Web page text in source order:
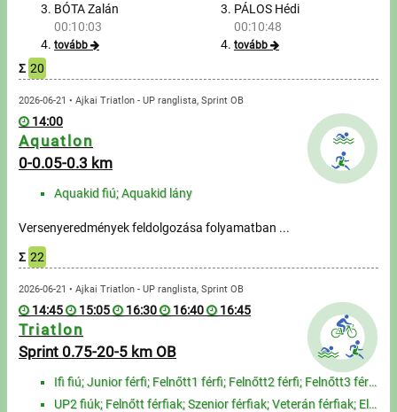
BÓTA Zalán
00:10:03
tovább
PÁLOS Hédi
00:10:48
tovább
Σ 20
2026-06-21 • Ajkai Triatlon - UP ranglista, Sprint OB
14:00
Aquatlon
0-0.05-0.3 km
Aquakid fiú; Aquakid lány
Versenyeredmények feldolgozása folyamatban ...
Σ 22
2026-06-21 • Ajkai Triatlon - UP ranglista, Sprint OB
14:45 15:05 16:30 16:40 16:45
Triatlon
Sprint 0.75-20-5 km OB
Ifi fiú; Junior férfi; Felnőtt1 férfi; Felnőtt2 férfi; Felnőtt3 férfi; Felnőtt4 férfi; Szenior1 férf...
UP2 fiúk; Felnőtt férfiak; Szenior férfiak; Veterán férfiak; Elit férfiak; UP2 lányok; Felnőtt nők; ...